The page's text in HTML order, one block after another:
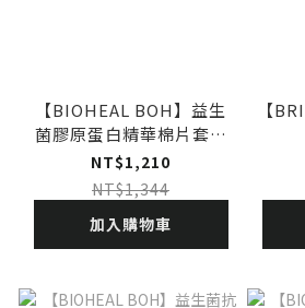
【BIOHEAL BOH】益生
菌膠原蛋白精華棉片套組
(效期27.03)
NT$1,210
NT$1,344
加入購物車
【